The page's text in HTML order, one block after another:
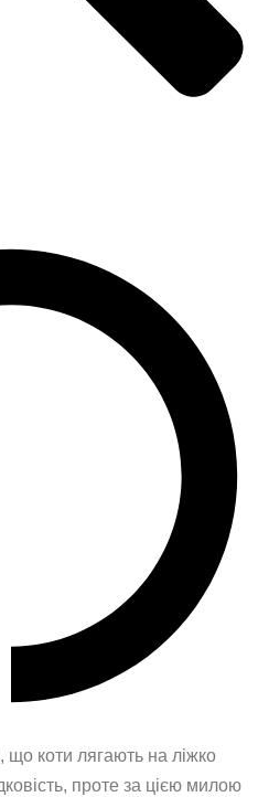
що коти лягають на ліжко
проте за цією милою